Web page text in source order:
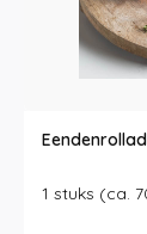
1 stuks (ca.